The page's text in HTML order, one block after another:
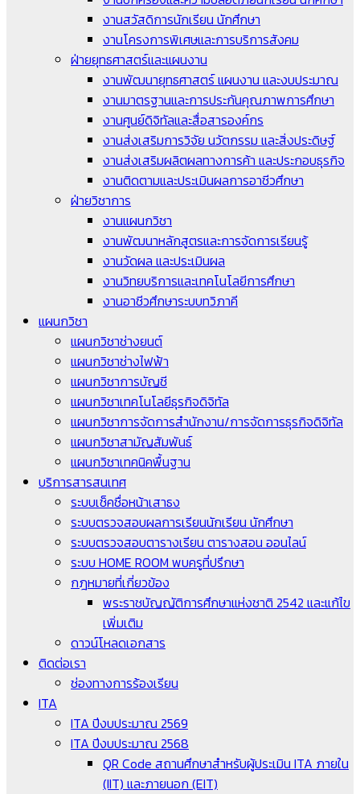
งานสวัสดิการนักเรียน นักศึกษา
งานโครงการพิเศษและการบริการสังคม
ฝ่ายยุทธศาสตร์และแผนงาน
งานพัฒนายุทธศาสตร์ แผนงาน และงบประมาณ
งานมาตรฐานและการประกันคุณภาพการศึกษา
งานศูนย์ดิจิทัลและสื่อสารองค์กร
งานส่งเสริมการวิจัย นวัตกรรม และสิ่งประดิษฐ์
งานส่งเสริมผลิตผลทางการค้า และประกอบธุรกิจ
งานติดตามและประเมินผลการอาชีวศึกษา
ฝ่ายวิชาการ
งานแผนกวิชา
งานพัฒนาหลักสูตรและการจัดการเรียนรู้
งานวัดผล และประเมินผล
งานวิทยบริการและเทคโนโลยีการศึกษา
งานอาชีวศึกษาระบบทวิภาคี
แผนกวิชา
แผนกวิชาช่างยนต์
แผนกวิชาช่างไฟฟ้า
แผนกวิชาการบัญชี
แผนกวิชาเทคโนโลยีธุรกิจดิจิทัล
แผนกวิชาการจัดการสำนักงาน/การจัดการธุรกิจดิจิทัล
แผนกวิชาสามัญสัมพันธ์
แผนกวิชาเทคนิคพื้นฐาน
บริการสารสนเทศ
ระบบเช็คชื่อหน้าเสาธง
ระบบตรวจสอบผลการเรียนนักเรียน นักศึกษา
ระบบตรวจสอบตารางเรียน ตารางสอน ออนไลน์
ระบบ HOME ROOM พบครูที่ปรึกษา
กฎหมายที่เกี่ยวข้อง
พระราชบัญญัติการศึกษาแห่งชาติ 2542 และแก้ไข
เพิ่มเติม
ดาวน์โหลดเอกสาร
ติดต่อเรา
ช่องทางการร้องเรียน
ITA
ITA ปีงบประมาณ 2569
ITA ปีงบประมาณ 2568
QR Code สถานศึกษาสำหรับผู้ประเมิน ITA ภายใน
(IIT) และภายนอก (EIT)